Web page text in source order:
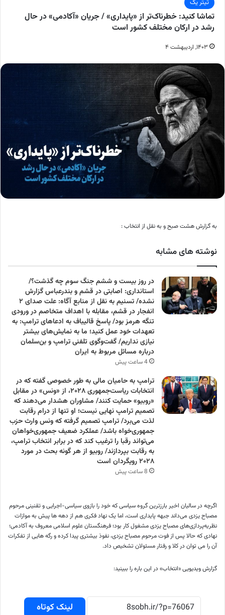
تیتر یک
تماشا کنید: خطرناک‌تر از «پایداری» / جریان «آکادمی» در حال
رشد در ارکان مختلف کشور است
۱۴۰۳, اردیبهشت ۴
به گزارش هشت صبح و به نقل از انتخاب :
نوشته های مشابه
در روز بیست و ششم جنگ سوم چه گذشت؟/
استانداری: اصابتی در قشم و بندرعباس گزارش
نشده/ تسنیم به نقل از منابع آگاه: علت صدای ۲
انفجار در قشم، مقابله با اهداف متخاصم در ورودی
تنگه هرمز بود/ پاسخ قالیباف به ادعاهای ترامپ: به
تعهدات‌ خود عمل کنید؛ ما به نمایش‌های بیشتر
نیازی نداریم/ گفت‌وگوی تلفنی ترامپ و بن‌سلمان
درباره مسائل مربوط به ایران
4 ساعت پیش
ترامپ به حامیان مالی به طور خصوصی گفته که در
انتخابات ریاست‌جمهوری ۲۰۲۸، از «ونس» در مقابل
«روبیو» حمایت کنند/ مشاوران هشدار می‌دهند که
تصمیم ترامپ نهایی نیست؛ او تنها از درام رقابت
لذت می‌برد/ ترامپ تصمیم گرفته که ونس وارث حزب
جمهوری‌خواه باشد/ عملکرد ضعیف جمهوری‌خواهان
می‌تواند رقبا را ترغیب کند که در برابر انتخاب ترامپ،
به رقابت بپردازند/ روبیو از هر گونه بحث در مورد
۲۰۲۸ رویگردان است
8 ساعت پیش
اگرچه در سالیان اخیر بارزترین گروه سیاسی که خود را بازوی سیاسی-اجرایی و تقنینی مرحوم
مصباح یزدی می‌داند جبهه پایداری است، اما یک نهاد فکری هم از دهه ها پیش به موازات
نظریه‌پردازی‌های مصباح یزدی مشغول کار بود؛ فرهنگستان علوم اسلامی معروف به آکادمی؛
نهادی که حالا پس از فوت مرحوم مصباح یزدی، نفوذ بیشتری پیدا کرده و رگه هایی از تفکرات
آن را می توان در کلا و رفتار مسئولان تشخیص داد.
گزارش ویدیویی «انتخاب» در این باره را ببینید:
لینک کوتاه